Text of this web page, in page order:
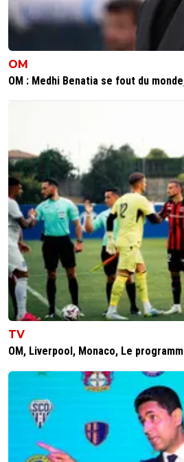
OM
OM : Medhi Benatia se fout du
TV
OM, Liverpool, Monaco, Le